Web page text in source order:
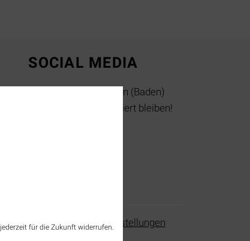
SOCIAL MEDIA
Jetzt Tourismus Rheinfelden (Baden)
folgen und immer top informiert bleiben!
Datenschutzeinstellungen
für die Zukunft widerrufen.